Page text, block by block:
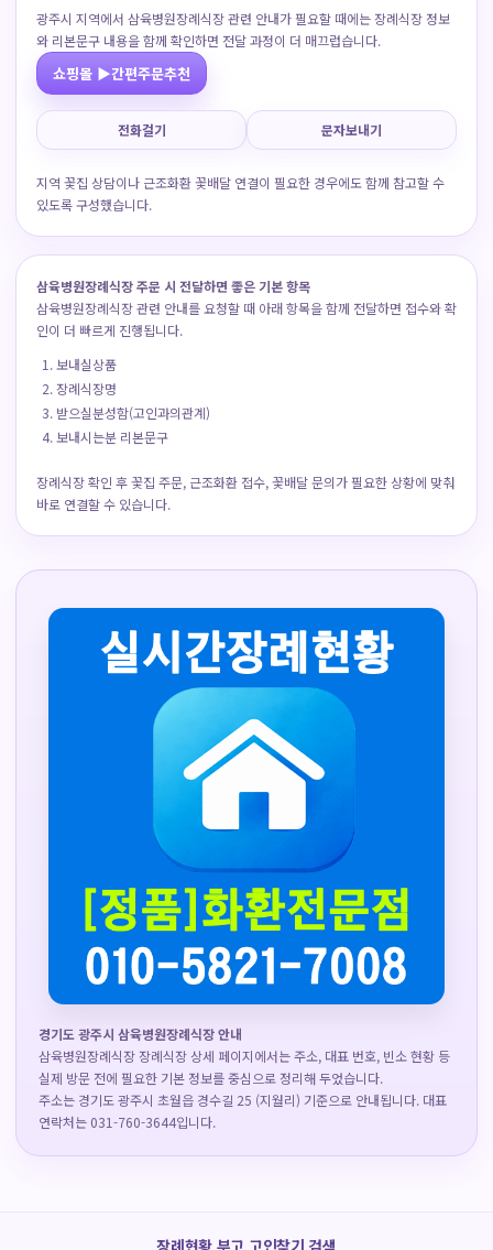
광주시 지역에서 삼육병원장례식장 관련 안내가 필요할 때에는 장례식장 정보
와 리본문구 내용을 함께 확인하면 전달 과정이 더 매끄럽습니다.
쇼핑몰 ▶간편주문추천
전화걸기 문자보내기
지역 꽃집 상담이나 근조화환 꽃배달 연결이 필요한 경우에도 함께 참고할 수
있도록 구성했습니다.
삼육병원장례식장 주문 시 전달하면 좋은 기본 항목
삼육병원장례식장 관련 안내를 요청할 때 아래 항목을 함께 전달하면 접수와 확
인이 더 빠르게 진행됩니다.
보내실상품
장례식장명
받으실분성함(고인과의관계)
보내시는분 리본문구
장례식장 확인 후 꽃집 주문, 근조화환 접수, 꽃배달 문의가 필요한 상황에 맞춰
바로 연결할 수 있습니다.
경기도 광주시 삼육병원장례식장 안내
삼육병원장례식장 장례식장 상세 페이지에서는 주소, 대표 번호, 빈소 현황 등
실제 방문 전에 필요한 기본 정보를 중심으로 정리해 두었습니다.
주소는 경기도 광주시 초월읍 경수길 25 (지월리) 기준으로 안내됩니다. 대표
연락처는 031-760-3644입니다.
장례현황 부고 고인찾기 검색